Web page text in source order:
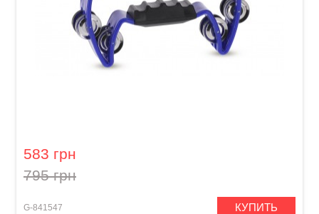
583 грн
795 грн
G-841547 КУПИТЬ